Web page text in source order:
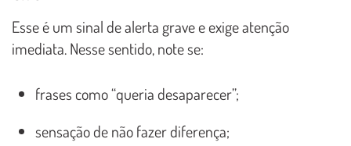
Esse é um sinal de alerta grave e exige atenção
imediata. Nesse sentido, note se:
frases como “queria desaparecer”;
sensação de não fazer diferença;